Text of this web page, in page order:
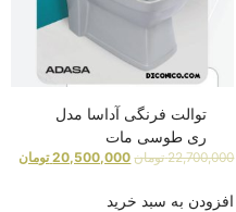
توالت فرنگی آداسا مدل
ری طوسی مات
22,700,000 تومان 20,500,000 تومان
افزودن به سبد خرید